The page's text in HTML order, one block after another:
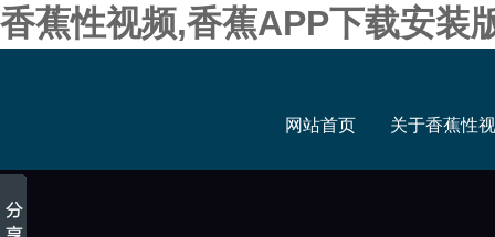
香蕉性视频,香蕉APP下载安装
网站首页 关于香蕉性